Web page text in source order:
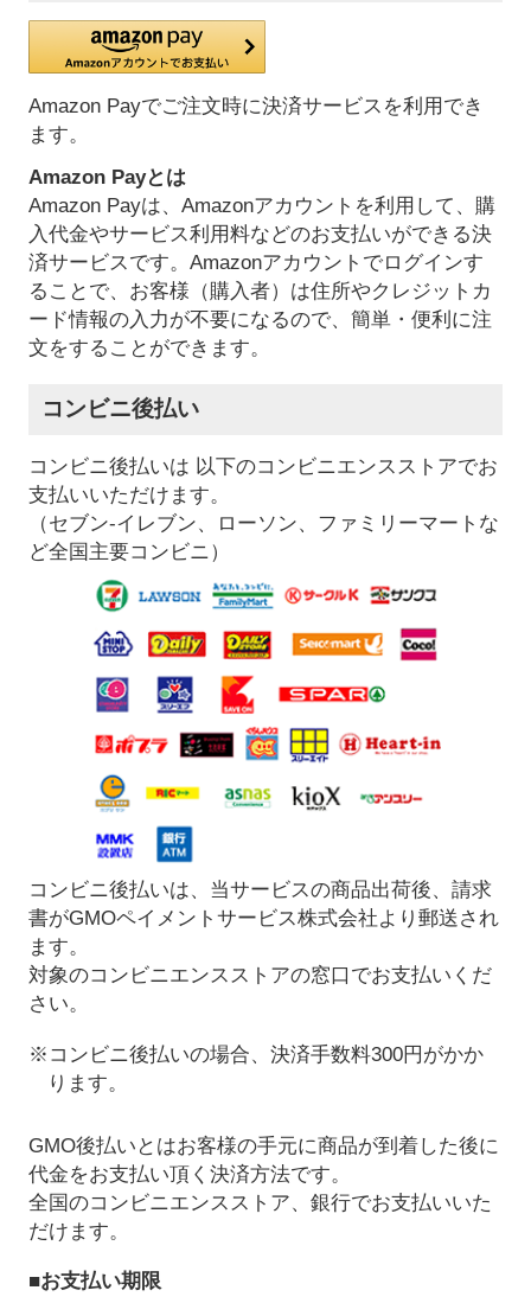
Amazon Payでご注文時に決済サービスを利用でき
ます。
Amazon Payとは
Amazon Payは、Amazonアカウントを利用して、購
入代金やサービス利用料などのお支払いができる決
済サービスです。Amazonアカウントでログインす
ることで、お客様（購入者）は住所やクレジットカ
ード情報の入力が不要になるので、簡単・便利に注
文をすることができます。
コンビニ後払い
コンビニ後払いは 以下のコンビニエンスストアでお
支払いいただけます。
（セブン-イレブン、ローソン、ファミリーマートな
ど全国主要コンビニ）
コンビニ後払いは、当サービスの商品出荷後、請求
書がGMOペイメントサービス株式会社より郵送され
ます。
対象のコンビニエンスストアの窓口でお支払いくだ
さい。
※コンビニ後払いの場合、決済手数料300円がかか
ります。
GMO後払いとはお客様の手元に商品が到着した後に
代金をお支払い頂く決済方法です。
全国のコンビニエンスストア、銀行でお支払いいた
だけます。
■お支払い期限